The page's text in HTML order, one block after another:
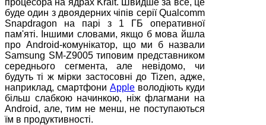
буде один з двоядерних чіпів серії Qualcomm
Snapdragon на парі з 1 ГБ оперативної
пам'яті. Іншими словами, якщо б мова йшла
про Android-комунікатор, що ми б назвали
Samsung SM-Z9005 типовим представником
середнього сегмента, але невідомо, чи
будуть ті ж мірки застосовні до Tizen, адже,
наприклад, смартфони Appleволодіють куди
більш слабкою начинкою, ніж флагмани на
Android, але, тим не менш, не поступаються
їм в продуктивності.